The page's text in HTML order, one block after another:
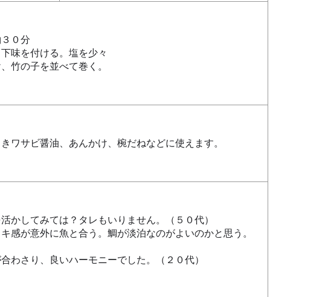
０分
味を付ける。塩を少々
竹の子を並べて巻く。
ワサビ醤油、あんかけ、椀だねなどに使えます。
かしてみては？タレもいりません。（５０代）
感が意外に魚と合う。鯛が淡泊なのがよいのかと思う。
わさり、良いハーモニーでした。（２０代）